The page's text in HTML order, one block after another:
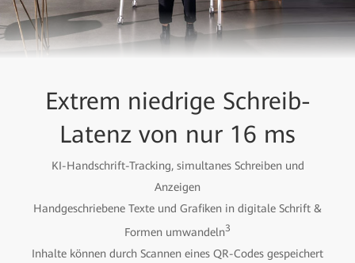
Extrem niedrige Schreib-
Latenz von nur 16 ms
KI-Handschrift-Tracking, simultanes Schreiben und
Anzeigen
Handgeschriebene Texte und Grafiken in digitale Schrift &
Formen umwandeln3
Inhalte können durch Scannen eines QR-Codes gespeichert